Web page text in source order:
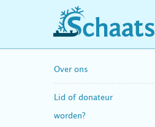
schaatshistorie.nl
Over ons
Lid of donateur
worden?